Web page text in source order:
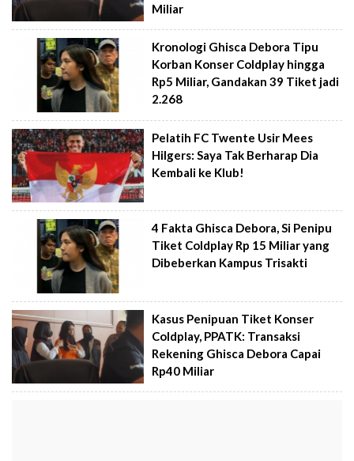
Miliar
Kronologi Ghisca Debora Tipu
Korban Konser Coldplay hingga
Rp5 Miliar, Gandakan 39 Tiket jadi
2.268
Pelatih FC Twente Usir Mees
Hilgers: Saya Tak Berharap Dia
Kembali ke Klub!
4 Fakta Ghisca Debora, Si Penipu
Tiket Coldplay Rp 15 Miliar yang
Dibeberkan Kampus Trisakti
Kasus Penipuan Tiket Konser
Coldplay, PPATK: Transaksi
Rekening Ghisca Debora Capai
Rp40 Miliar